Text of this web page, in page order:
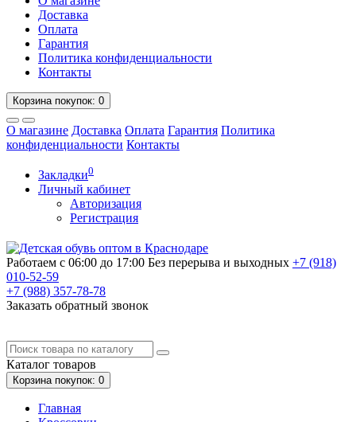
Доставка
Оплата
Гарантия
Политика конфиденциальности
Контакты
Корзинапокупок: 0
О магазине Доставка Оплата Гарантия Политика
конфиденциальности Контакты
Закладки0
Личный кабинет
Авторизация
Регистрация
Работаем с 06:00 до 17:00 Без перерыва и выходных +7 (918)
010-52-59
+7 (988) 357-78-78
Заказать обратный звонок
Каталог товаров
Корзинапокупок: 0
Главная